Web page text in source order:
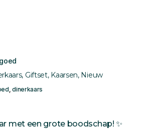
, Giftset, Kaarsen, Nieuw
,dinerkaars
met een grote boodschap! ️✨